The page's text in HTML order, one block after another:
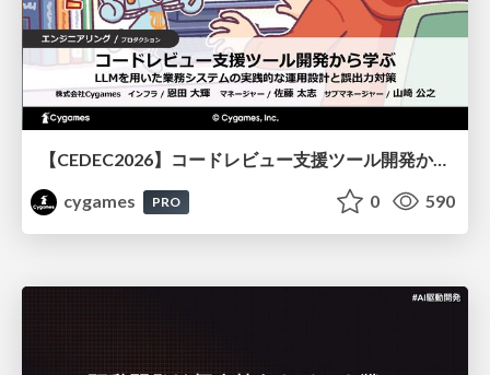
【CEDEC2026】コードレビュー支援ツール開発から学ぶ：LLMを用いた業務システムの実践的な運用設計と誤出力対策
cygames
PRO 0 590